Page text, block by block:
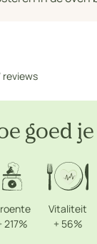
reviews
goed
217%
Vitaliteit
+ 56%